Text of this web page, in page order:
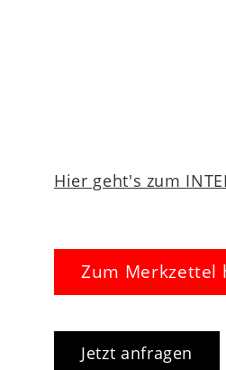
Hier geht's zum
Zum Merkzettel
Jetzt anfragen